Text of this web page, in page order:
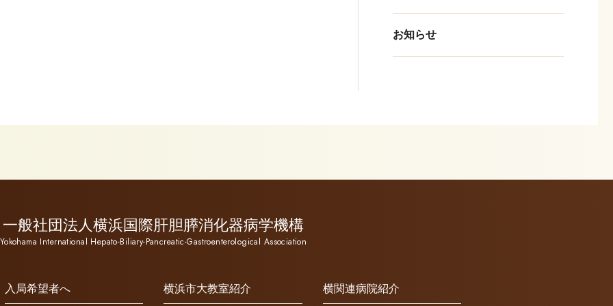
お知らせ
一般社団法人横浜国際肝胆膵消化器病学機構
Yokohama International Hepato-Biliary-Pancreatic-Gastroenterological Association
入局希望者へ 横浜市大教室紹介 横関連病院紹介